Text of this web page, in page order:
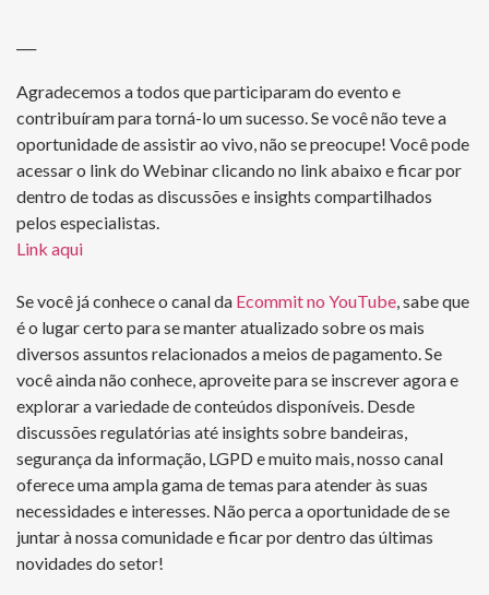
Agradecemos a todos que participaram do evento e
contribuíram para torná-lo um sucesso. Se você não teve a
oportunidade de assistir ao vivo, não se preocupe! Você pode
acessar o link do Webinar clicando no link abaixo e ficar por
dentro de todas as discussões e insights compartilhados
pelos especialistas.
Link aqui
Se você já conhece o canal da Ecommit no YouTube , sabe que
é o lugar certo para se manter atualizado sobre os mais
diversos assuntos relacionados a meios de pagamento. Se
você ainda não conhece, aproveite para se inscrever agora e
explorar a variedade de conteúdos disponíveis. Desde
discussões regulatórias até insights sobre bandeiras,
segurança da informação, LGPD e muito mais, nosso canal
oferece uma ampla gama de temas para atender às suas
necessidades e interesses. Não perca a oportunidade de se
juntar à nossa comunidade e ficar por dentro das últimas
novidades do setor!